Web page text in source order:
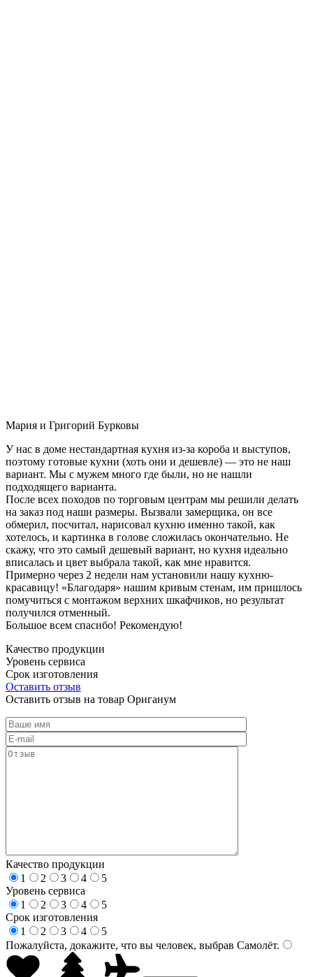
Мария и Григорий Бурковы
У нас в доме нестандартная кухня из-за короба и выступов,
поэтому готовые кухни (хоть они и дешевле) — это не наш
вариант. Мы с мужем много где были, но не нашли
подходящего варианта.
После всех походов по торговым центрам мы решили делать
на заказ под наши размеры. Вызвали замерщика, он все
обмерил, посчитал, нарисовал кухню именно такой, как
хотелось, и картинка в голове сложилась окончательно. Не
скажу, что это самый дешевый вариант, но кухня идеально
вписалась и цвет выбрала такой, как мне нравится.
Примерно через 2 недели нам установили нашу кухню-
красавицу! «Благодаря» нашим кривым стенам, им пришлось
помучиться с монтажом верхних шкафчиков, но результат
получился отменный.
Большое всем спасибо! Рекомендую!
Качество продукции
Уровень сервиса
Срок изготовления
Оставить отзыв
Оставить отзыв на товар Ориганум
Качество продукции
1
2 3 4
5
Уровень сервиса
1
2 3 4
5
Срок изготовления
1
2 3 4
5
Пожалуйста, докажите, что вы человек, выбрав Самолёт.